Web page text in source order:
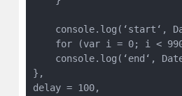
console.log(‘start‘,
for (var i = 0; i <
console.log(‘end‘,
},
delay = 100,